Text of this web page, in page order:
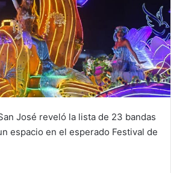
José reveló la lista de 23 bandas
espacio en el esperado Festival de